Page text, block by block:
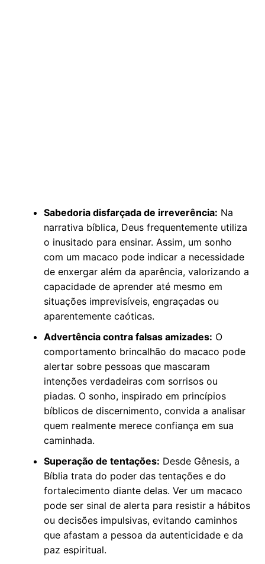
Sabedoria disfarçada de irreverência: Na
narrativa bíblica, Deus frequentemente utiliza
o inusitado para ensinar. Assim, um sonho
com um macaco pode indicar a necessidade
de enxergar além da aparência, valorizando a
capacidade de aprender até mesmo em
situações imprevisíveis, engraçadas ou
aparentemente caóticas.
Advertência contra falsas amizades: O
comportamento brincalhão do macaco pode
alertar sobre pessoas que mascaram
intenções verdadeiras com sorrisos ou
piadas. O sonho, inspirado em princípios
bíblicos de discernimento, convida a analisar
quem realmente merece confiança em sua
caminhada.
Superação de tentações: Desde Gênesis, a
Bíblia trata do poder das tentações e do
fortalecimento diante delas. Ver um macaco
pode ser sinal de alerta para resistir a hábitos
ou decisões impulsivas, evitando caminhos
que afastam a pessoa da autenticidade e da
paz espiritual.